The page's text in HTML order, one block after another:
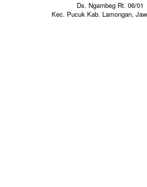
Ds. Ngambeg Rt. 06/01
Kec. Pucuk Kab. Lamongan,